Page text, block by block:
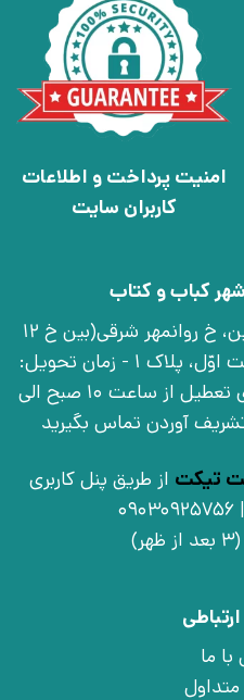
امنیت پرداخت و اطلاعات
کاربران سایت
کباب و کتاب
تهران، خ انقلاب، خ 12 فروردین، خ روانمهر شرقی(بین خ 12
فروردین و خ فخر رازی)، بن‌بست اوّل، پلاک 1 - زمان تحویل:
شنبه تا چهارشنبه به جز روزهای تعطیل از ساعت 10 صبح الی
تیکت از طریق پنل کاربری
ما